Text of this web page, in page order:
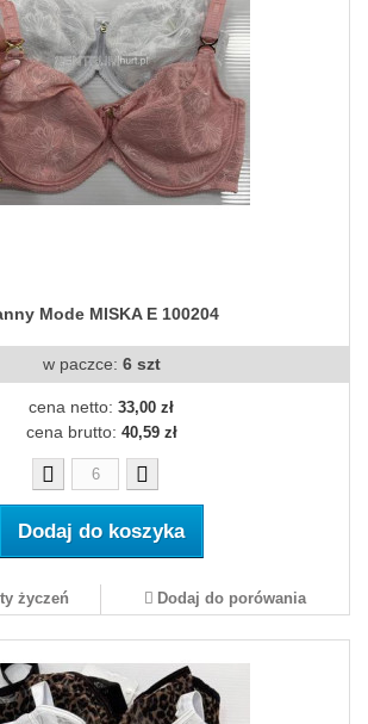
Mode MISKA E 100204
w paczce: 6 szt
cena netto: 33,00 zł
cena brutto: 40,59 zł
Dodaj do koszyka
życzeń Dodaj do porówania